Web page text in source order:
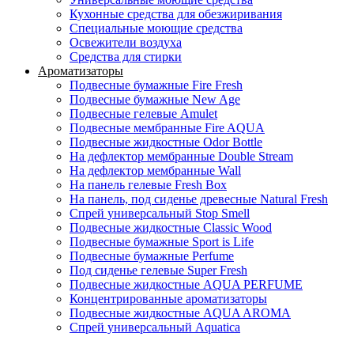
Кухонные средства для обезжиривания
Специальные моющие средства
Освежители воздуха
Средства для стирки
Ароматизаторы
Подвесные бумажные Fire Fresh
Подвесные бумажные New Age
Подвесные гелевые Amulet
Подвесные мембранные Fire AQUA
Подвесные жидкостные Odor Bottle
На дефлектор мембранные Double Stream
На дефлектор мембранные Wall
На панель гелевые Fresh Box
На панель, под сиденье древесные Natural Fresh
Спрей универсальный Stop Smell
Подвесные жидкостные Classic Wood
Подвесные бумажные Sport is Life
Подвесные бумажные Perfume
Под сиденье гелевые Super Fresh
Подвесные жидкостные AQUA PERFUME
Концентрированные ароматизаторы
Подвесные жидкостные AQUA AROMA
Спрей универсальный Aquatica